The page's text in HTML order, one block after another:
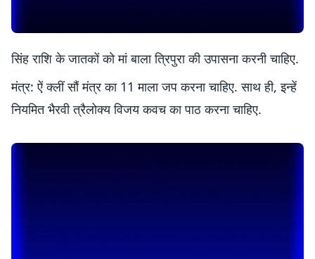
सिंह राशि के जातकों को मां बाला त्रिपुरा की उपासना करनी चाहिए.
मंत्र: ऐं क्लीं सौं मंत्र का 11 माला जप करना चाहिए. साथ ही, इन्हें
नियमित भैरवी त्रैलोक्य विजय कवच का पाठ करना चाहिए.